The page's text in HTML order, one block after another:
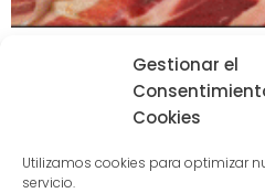
Gestionar el
Cookies
Utilizamos cookies para optimizar
servicio.